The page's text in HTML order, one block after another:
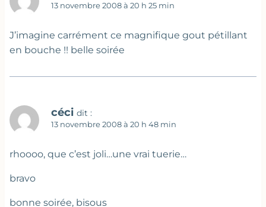
13 novembre 2008 à 20 h 25 min
J’imagine carrément ce magnifique gout pétillant
en bouche !! belle soirée
céci dit :
13 novembre 2008 à 20 h 48 min
rhoooo, que c’est joli…une vrai tuerie…
bravo
bonne soirée, bisous